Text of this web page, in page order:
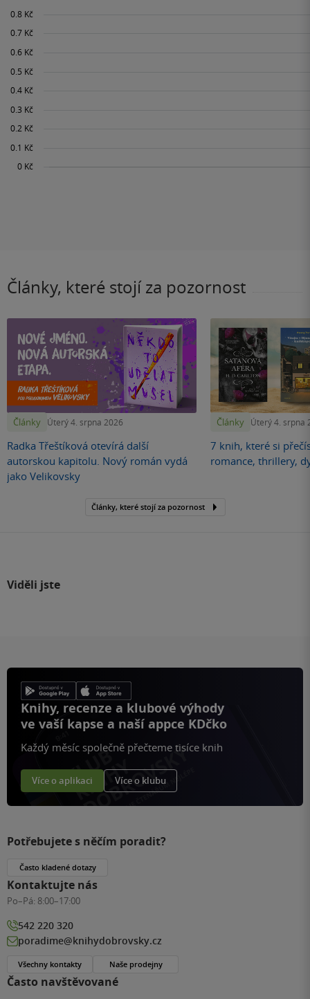
Články, které stojí za pozornost
Články Úterý 4. srpna 2026
Radka Třeštíková otevírá další
autorskou kapitolu. Nový román vydá
jako Velikovsky
Články Úterý 4. srpna
7 knih, které si
romance, thrillery,
Články, které stojí za pozornost
Viděli jste
Knihy, recenze a klubové výhody
ve vaší kapse a naší appce KDčko
Každý měsíc společně přečteme tisíce knih
Více o aplikaci Více o klubu
Často navštěvované
Potřebujete s něčím poradit?
Často kladené dotazy
Kontaktujte nás
Po–Pá: 8:00–17:00
542 220 320
poradime@knihydobrovsky.cz
Všechny kontakty Naše prodejny